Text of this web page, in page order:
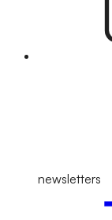
newsletters